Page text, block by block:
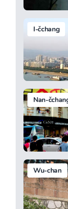
I-čchang
Nan-
Wu-chan